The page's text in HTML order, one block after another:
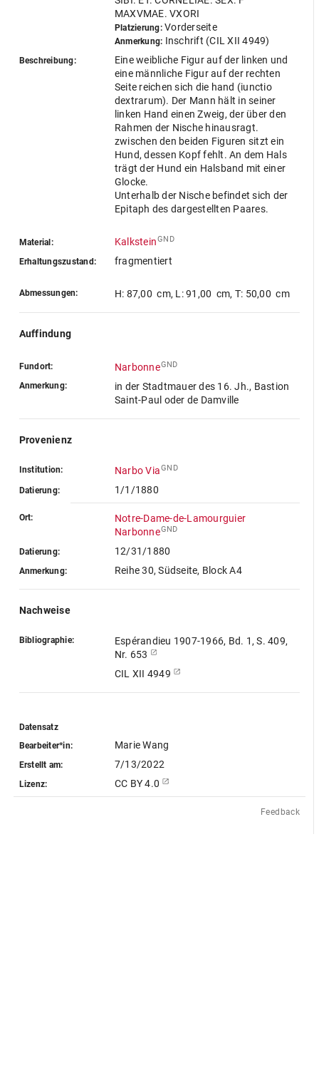
MAXVMAE. VXORI
Platzierung:Vorderseite
Anmerkung: Inschrift (CIL XII 4949)
Beschreibung:
Eine weibliche Figur auf der linken und
eine männliche Figur auf der rechten
Seite reichen sich die hand (iunctio
dextrarum). Der Mann hält in seiner
linken Hand einen Zweig, der über den
Rahmen der Nische hinausragt.
zwischen den beiden Figuren sitzt ein
Hund, dessen Kopf fehlt. An dem Hals
trägt der Hund ein Halsband mit einer
Glocke.
Unterhalb der Nische befindet sich der
Epitaph des dargestellten Paares.
Material: KalksteinGND
Erhaltungszustand: fragmentiert
Abmessungen: H: 87,00 cm, L: 91,00 cm, T: 50,00 cm
Auffindung
Fundort: NarbonneGND
Anmerkung:
in der Stadtmauer des 16. Jh., Bastion
Saint-Paul oder de Damville
Provenienz
Institution: Narbo ViaGND
Datierung: 1/1/1880
Ort:
Notre-Dame-de-Lamourguier
NarbonneGND
Datierung: 12/31/1880
Anmerkung: Reihe 30, Südseite, Block A4
Nachweise
Bibliographie:
Espérandieu 1907-1966, Bd. 1, S. 409,
Nr. 653
CIL XII 4949
Datensatz
Bearbeiter*in:
Marie Wang
Erstellt am: 7/13/2022
Lizenz: CC BY 4.0
Feedback